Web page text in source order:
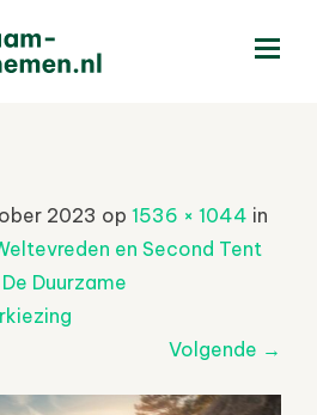
2023 op 1536 × 1044 in
en Second Tent
Duurzame
Volgende →